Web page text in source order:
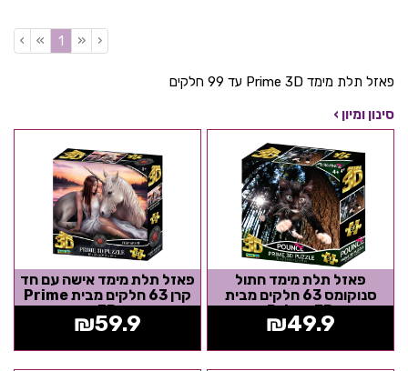
‹
«
1
»
›
פאזל תלת מימד Prime 3D עד 99 חלקים
סינון ומיון ›
פאזל תלת מימד חתול
סנוקומס 63 חלקים מבית
Prime 3D
₪49.9
פאזל תלת מימד אישה עם חד
קרן 63 חלקים מבית Prime
3D
₪59.9